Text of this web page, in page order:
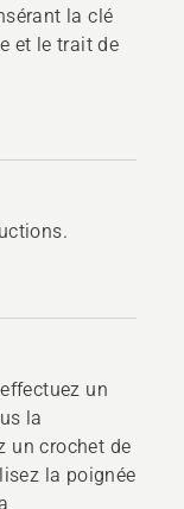
la clé
et le trait de
un
la
un crochet de
la poignée